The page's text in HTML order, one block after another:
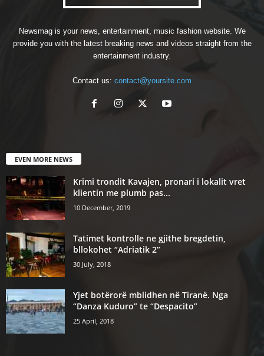
Newsmag is your news, entertainment, music fashion website. We
provide you with the latest breaking news and videos straight from the
entertainment industry.
Contact us: contact@yoursite.com
EVEN MORE NEWS
Krimi trondit Kavajen, pronari i lokalit vret
klientin me plumb pas...
10 December, 2019
Tatimet kontrolle ne gjithe bregdetin,
bllokohet “Adriatik 2”
30 July, 2018
Yjet botërorë mblidhen në Tiranë. Nga
“Danza Kuduro” te “Despacito”
25 April, 2018